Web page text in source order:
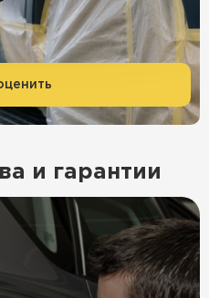
и гарантии